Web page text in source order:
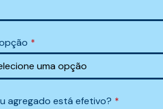
*
agregado está efetivo? *